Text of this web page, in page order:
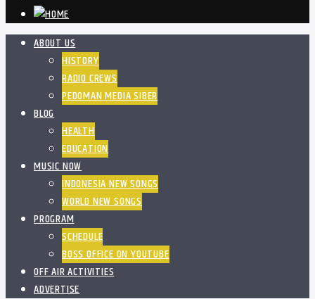
ABOUT US
HISTORY
RADIO CREWS
PEDOMAN MEDIA SIBER
BLOG
HEALTH
EDUCATION
MUSIC NOW
INDONESIA NEW SONGS
WORLD NEW SONGS
PROGRAM
SCHEDULE
BOSS OFFICE ON YOUTUBE
OFF AIR ACTIVITIES
ADVERTISE